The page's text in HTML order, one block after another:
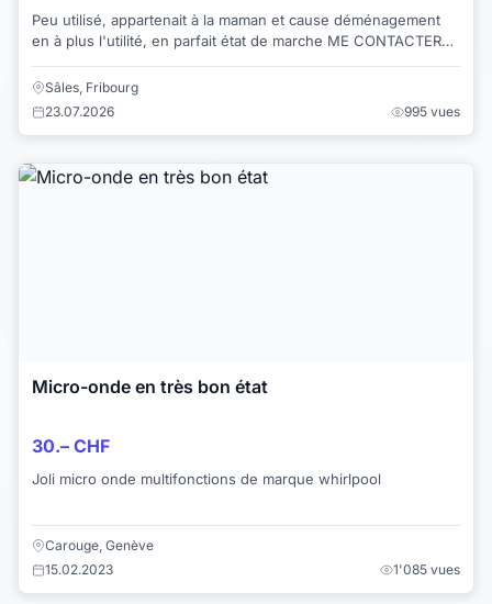
Peu utilisé, appartenait à la maman et cause déménagement
en à plus l'utilité, en parfait état de marche ME CONTACTER
Sâles, Fribourg
23.07.2026
995 vues
Micro-onde en très bon état
30.– CHF
Joli micro onde multifonctions de marque whirlpool
Carouge, Genève
15.02.2023
1'085 vues